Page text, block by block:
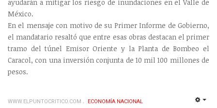
ayudarán a mitigar los riesgo de inundaciones en el Valle de
México.
En el mensaje con motivo de su Primer Informe de Gobierno,
el mandatario resaltó que entre esas obras destacan el primer
tramo del túnel Emisor Oriente y la Planta de Bombeo el
Caracol, con una inversión conjunta de 10 mil 100 millones de
pesos.
WWW.ELPUNTOCRITICO.COM
ECONOMÍ­A NACIONAL